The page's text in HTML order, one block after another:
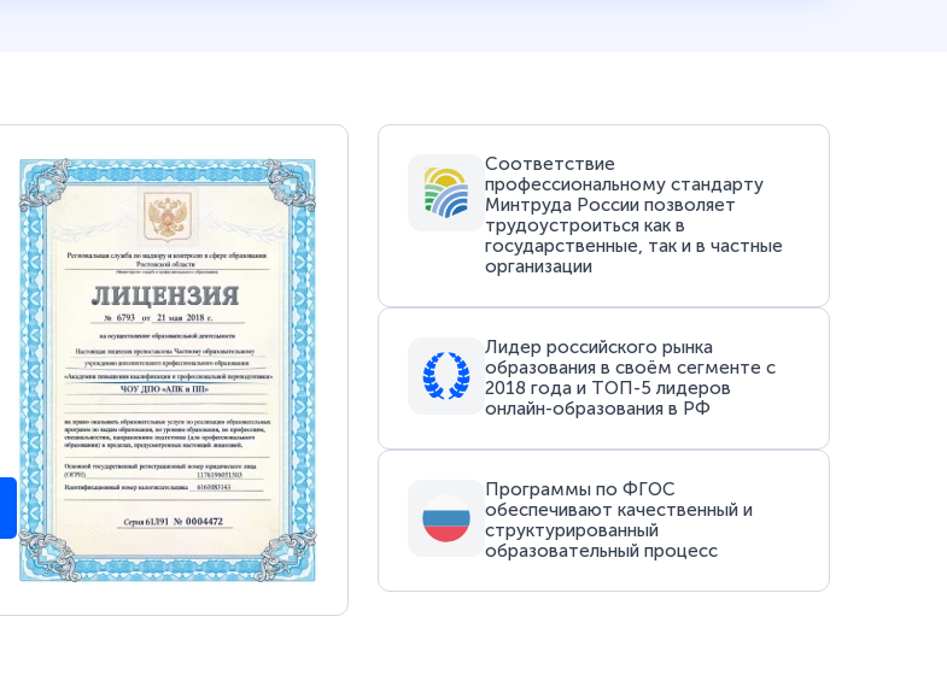
Соответствие
профессиональному стандарту
Минтруда России позволяет
трудоустроиться как в
государственные, так и в частные
организации
Лидер российского рынка
образования в своём сегменте с
2018 года и ТОП-5 лидеров
онлайн-образования в РФ
Программы по ФГОС
обеспечивают качественный и
структурированный
образовательный процесс